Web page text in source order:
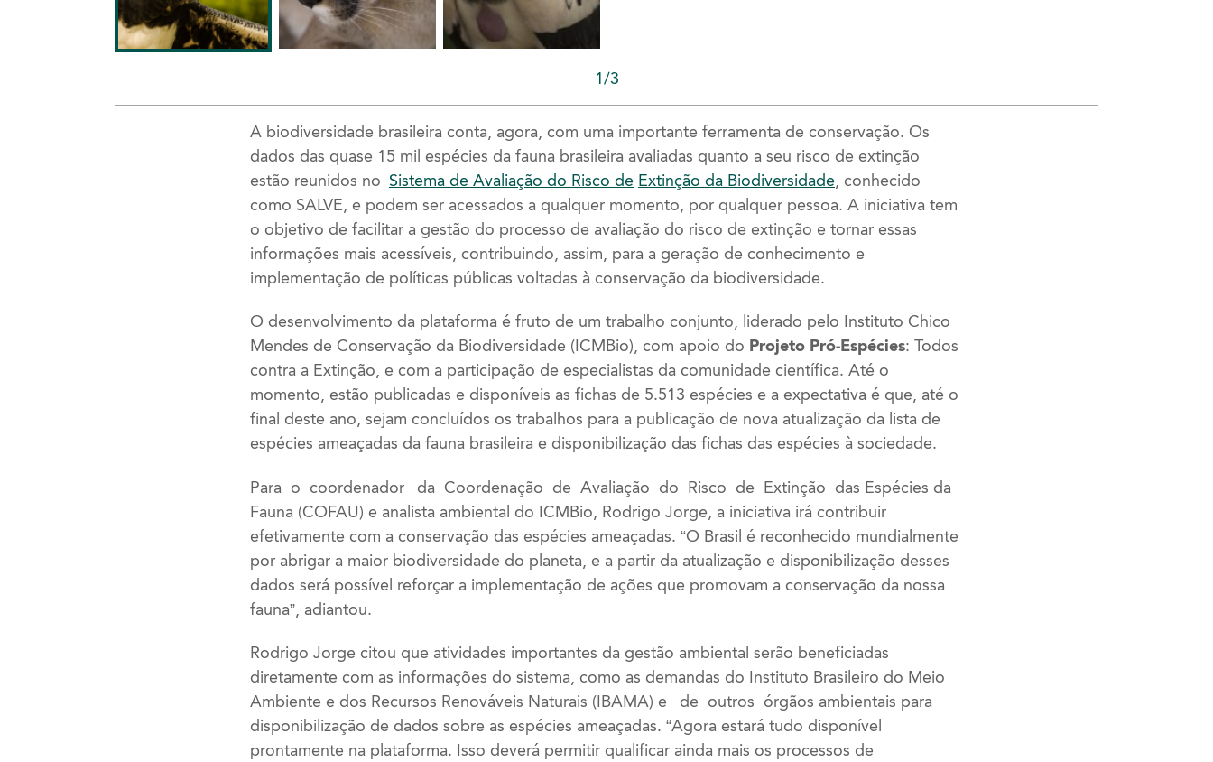
1/3
A biodiversidade brasileira conta, agora, com uma importante ferramenta de conservação. Os
dados das quase 15 mil espécies da fauna brasileira avaliadas quanto a seu risco de extinção
estão reunidos no Sistema de Avaliação do Risco de Extinção da Biodiversidade, conhecido
como SALVE, e podem ser acessados a qualquer momento, por qualquer pessoa. A iniciativa tem
o objetivo de facilitar a gestão do processo de avaliação do risco de extinção e tornar essas
informações mais acessíveis, contribuindo, assim, para a geração de conhecimento e
implementação de políticas públicas voltadas à conservação da biodiversidade.
O desenvolvimento da plataforma é fruto de um trabalho conjunto, liderado pelo Instituto Chico
Mendes de Conservação da Biodiversidade (ICMBio), com apoio do Projeto Pró-Espécies: Todos
contra a Extinção, e com a participação de especialistas da comunidade científica. Até o
momento, estão publicadas e disponíveis as fichas de 5.513 espécies e a expectativa é que, até o
final deste ano, sejam concluídos os trabalhos para a publicação de nova atualização da lista de
espécies ameaçadas da fauna brasileira e disponibilização das fichas das espécies à sociedade.
Para o coordenador da Coordenação de Avaliação do Risco de Extinção das Espécies da
Fauna (COFAU) e analista ambiental do ICMBio, Rodrigo Jorge, a iniciativa irá contribuir
efetivamente com a conservação das espécies ameaçadas. “O Brasil é reconhecido mundialmente
por abrigar a maior biodiversidade do planeta, e a partir da atualização e disponibilização desses
dados será possível reforçar a implementação de ações que promovam a conservação da nossa
fauna”, adiantou.
Rodrigo Jorge citou que atividades importantes da gestão ambiental serão beneficiadas
diretamente com as informações do sistema, como as demandas do Instituto Brasileiro do Meio
Ambiente e dos Recursos Renováveis Naturais (IBAMA) e de outros órgãos ambientais para
disponibilização de dados sobre as espécies ameaçadas. “Agora estará tudo disponível
prontamente na plataforma. Isso deverá permitir qualificar ainda mais os processos de